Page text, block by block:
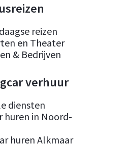
reizen
en Theater
& Bedrijven
verhuur
diensten
huren in Noord-
huren Alkmaar